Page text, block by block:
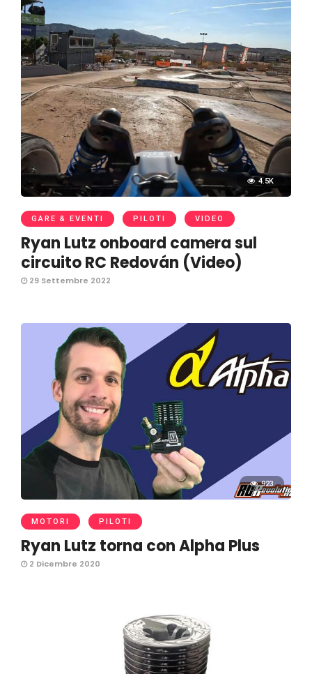
4.5K
GARE & EVENTI PILOTI VIDEO
Ryan Lutz onboard camera sul
circuito RC Redován (Video)
29 Settembre 2022
923
MOTORI PILOTI
Ryan Lutz torna con Alpha Plus
2 Dicembre 2020